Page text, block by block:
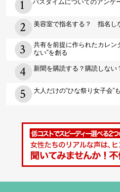
バスタイムについてのアンケ
美容室で指名する？ 指名し
共有を前提に作られたカレン
ない”を創る
新聞を購読する？購読しな
大人だけの“ひな祭り女子会”